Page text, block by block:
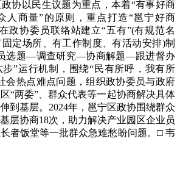
以民生议题为重点，本着“有事好商
人商量”的原则，重点打造“邕宁好商
政协委员联络站建立“五有”(有规范名
定场所、有工作制度、有活动安排)制
选题—调查研究—协商解题—跟进督办
”运行机制，围绕“民有所呼，我有所
会热点难点问题，组织政协委员与政府
“两委”、群众代表等一起协商解决具体
到基层。2024年，邕宁区政协围绕群众
层协商18次，助力解决产业园区企业员
者饭堂等一批群众急难愁盼问题。□ 韦